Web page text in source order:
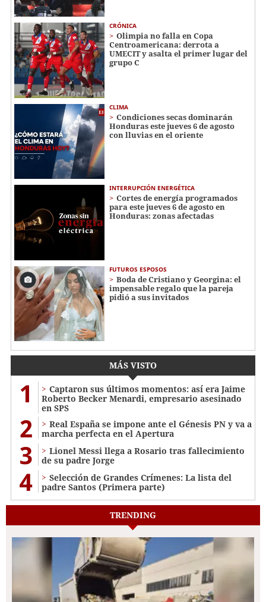
CRÓNICA
Olimpia no falla en Copa
Centroamericana: derrota a
UMECIT y asalta el primer lugar del
grupo C
CLIMA
Condiciones secas dominarán
Honduras este jueves 6 de agosto
con lluvias en el oriente
INTERRUPCIÓN ENERGÉTICA
Cortes de energía programados
para este jueves 6 de agosto en
Honduras: zonas afectadas
FUTUROS ESPOSOS
Boda de Cristiano y Georgina: el
impensable regalo que la pareja
pidió a sus invitados
MÁS VISTO
1
Captaron sus últimos momentos: así era Jaime
Roberto Becker Menardi​​​, empresario asesinado
en SPS
2
Real España se impone ante el Génesis PN y va a
marcha perfecta en el Apertura
3
Lionel Messi llega a Rosario tras fallecimiento
de su padre Jorge
4
Selección de Grandes Crímenes: La lista del
padre Santos (Primera parte)
TRENDING